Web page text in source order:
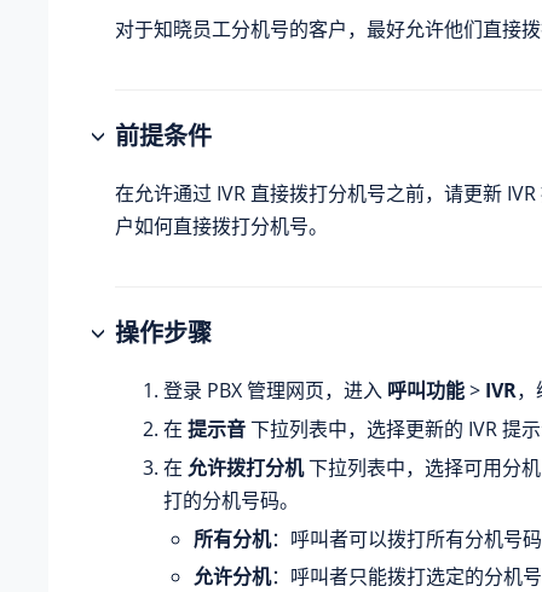
对于知晓员工分机号的客户，最好允许他们直接
前提条件
在允许通过 IVR 直接拨打分机号之前，请更新
户如何直接拨打分机号。
操作步骤
登录 PBX 管理网页，进入 呼叫功能> IVR
在 提示音下拉列表中，选择更新的 IVR 提
在 允许拨打分机下拉列表中，选择可用分
打的分机号码。
所有分机：呼叫者可以拨打所有分机号
允许分机：呼叫者只能拨打选定的分机